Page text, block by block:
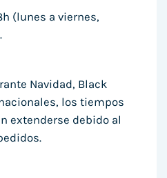
(lunes a viernes,
Navidad, Black
los tiempos
extenderse debido al